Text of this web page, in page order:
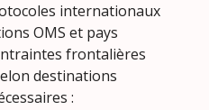
internationaux
OMS et pays
frontalières
destinations
: